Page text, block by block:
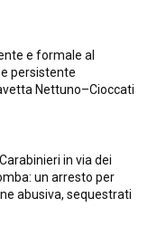
e formale al
persistente
Nettuno–Cioccati
in via dei
un arresto per
abusiva, sequestrati